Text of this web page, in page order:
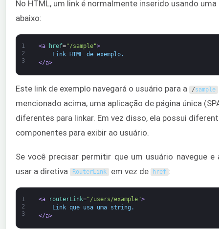
No HTML, um link é normalmente inserido usando
abaixo:
1
2
3
<a href="/sample">
Link HTML de exemplo.
</a>
Este link de exemplo navegará o usuário para a /sample
mencionado acima, uma aplicação de página única
diferentes para linkar. Em vez disso, ela possui
componentes para exibir ao usuário.
Se você precisar permitir que um usuário navegue
usar a diretiva
RouterLink em vez de href :
1
2
3
<a routerLink="/users/example">
Link que usa uma string.
</a>